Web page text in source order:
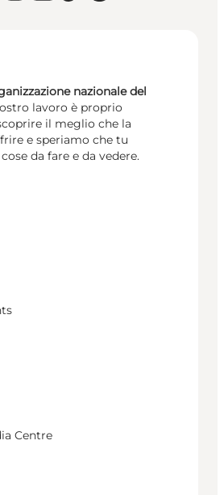
nazionale del
lavoro è proprio
il meglio che la
e speriamo che tu
da fare e da vedere.
Centre